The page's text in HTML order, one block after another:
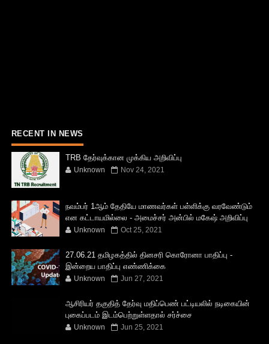
RECENT IN NEWS
TRB தேர்வுக்கான முக்கிய அறிவிப்பு
Unknown Nov 24, 2021
நவம்பர் 1ஆம் தேதியே மாணவர்கள் பள்ளிக்கு வரவேண்டும்
என கட்டாயமில்லை - அமைச்சர் அன்பில் மகேஷ் அறிவிப்பு
Unknown Oct 25, 2021
27.06.21 தமிழகத்தில் தினசரி கொரோனா பாதிப்பு -
இன்றைய பாதிப்பு எண்ணிக்கை
Unknown Jun 27, 2021
ஆசிரியர் தகுதித் தேர்வு மதிப்பெண் பட்டியலில் நடிகையின்
புகைப்படம் இடம்பெற்றுள்ளதால் சர்ச்சை
Unknown Jun 25, 2021